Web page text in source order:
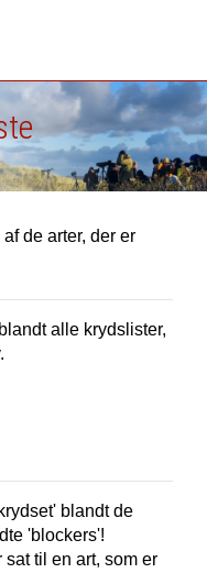
de arter, der er
alle krydslister,
blandt de
'blockers'!
til en art, som er